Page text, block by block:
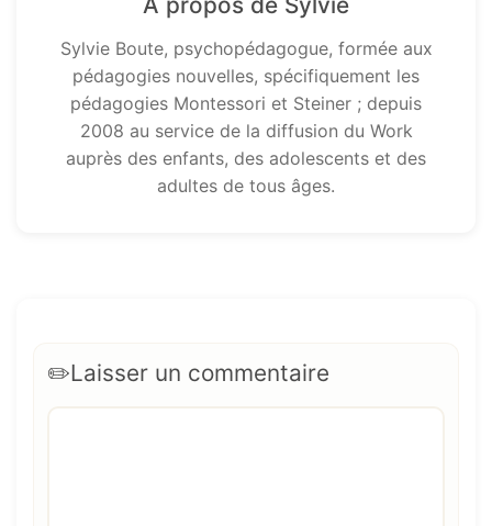
Sylvie Boute, psychopédagogue, formée aux
pédagogies nouvelles, spécifiquement les
pédagogies Montessori et Steiner ; depuis
2008 au service de la diffusion du Work
auprès des enfants, des adolescents et des
adultes de tous âges.
Laisser un commentaire